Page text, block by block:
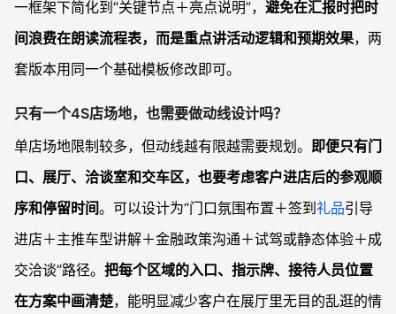
一框架下简化到“关键节点＋亮点说明”， 避免在汇报时把时
间浪费在朗读流程表，而是重点讲活动逻辑和预期效果，两
套版本用同一个基础模板修改即可。
只有一个4S店场地，也需要做动线设计吗？
单店场地限制较多，但动线越有限越需要规划。 即便只有门
口、展厅、洽谈室和交车区，也要考虑客户进店后的参观顺
序和停留时间。可以设计为“门口氛围布置＋签到礼品引导
进店＋主推车型讲解＋金融政策沟通＋试驾或静态体验＋成
交洽谈”路径。 把每个区域的入口、指示牌、接待人员位置
在方案中画清楚，能明显减少客户在展厅里无目的乱逛的情